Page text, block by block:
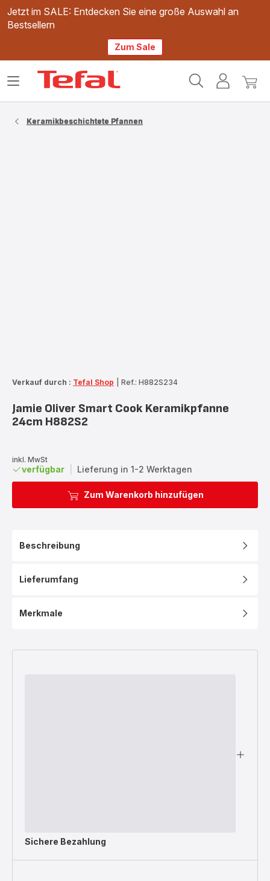
Jetzt im SALE: Entdecken Sie eine große Auswahl an
Bestsellern
Zum Sale
Mein
Mein
Das
Keramikbeschichtete Pfannen
Verkauf durch : Tefal Shop Ref.: H882S234
Jamie Oliver Smart Cook Keramikpfanne
24cm H882S2
inkl. MwSt
verfügbar Lieferung in 1-2 Werktagen
Zum Warenkorb hinzufügen
Beschreibung
Lieferumfang
Merkmale
Sichere Bezahlung